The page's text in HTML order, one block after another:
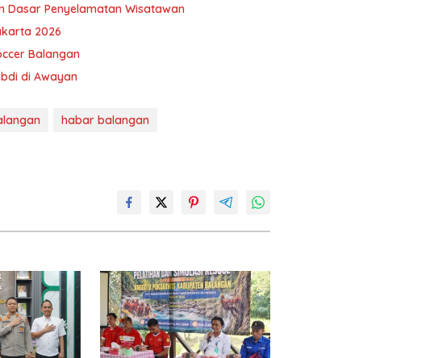
Dasar Penyelamatan Wisatawan
2026
Balangan
di Awayan
habar balangan